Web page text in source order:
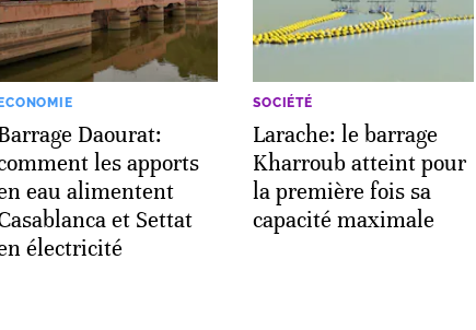
Daourat:
les apports
eau alimentent
et Settat
électricité
SOCIÉTÉ
Larache: le barrage
Kharroub atteint pour
la première fois sa
capacité maximale